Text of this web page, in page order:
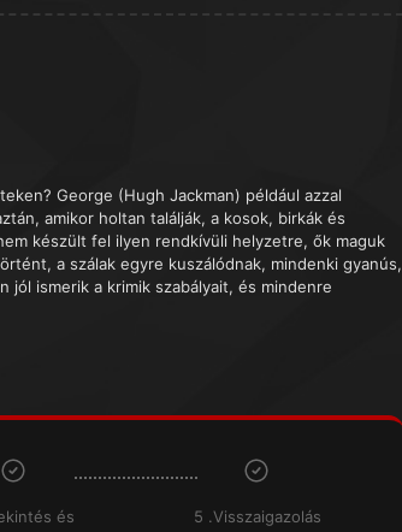
George (Hugh Jackman) például azzal
amikor holtan találják, a kosok, birkák és
készült fel ilyen rendkívüli helyzetre, ők maguk
a szálak egyre kuszálódnak, mindenki gyanús,
jól ismerik a krimik szabályait, és mindenre
és
5 .Visszaigazolás